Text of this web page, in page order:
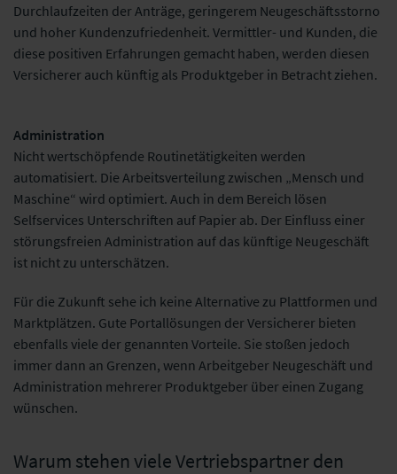
Durchlaufzeiten der Anträge, geringerem Neugeschäftsstorno
und hoher Kundenzufriedenheit. Vermittler- und Kunden, die
diese positiven Erfahrungen gemacht haben, werden diesen
Versicherer auch künftig als Produktgeber in Betracht ziehen.
Administration
Nicht wertschöpfende Routinetätigkeiten werden
automatisiert. Die Arbeitsverteilung zwischen „Mensch und
Maschine“ wird optimiert. Auch in dem Bereich lösen
Selfservices Unterschriften auf Papier ab. Der Einfluss einer
störungsfreien Administration auf das künftige Neugeschäft
ist nicht zu unterschätzen.
Für die Zukunft sehe ich keine Alternative zu Plattformen und
Marktplätzen. Gute Portallösungen der Versicherer bieten
ebenfalls viele der genannten Vorteile. Sie stoßen jedoch
immer dann an Grenzen, wenn Arbeitgeber Neugeschäft und
Administration mehrerer Produktgeber über einen Zugang
wünschen.
Warum stehen viele Vertriebspartner den